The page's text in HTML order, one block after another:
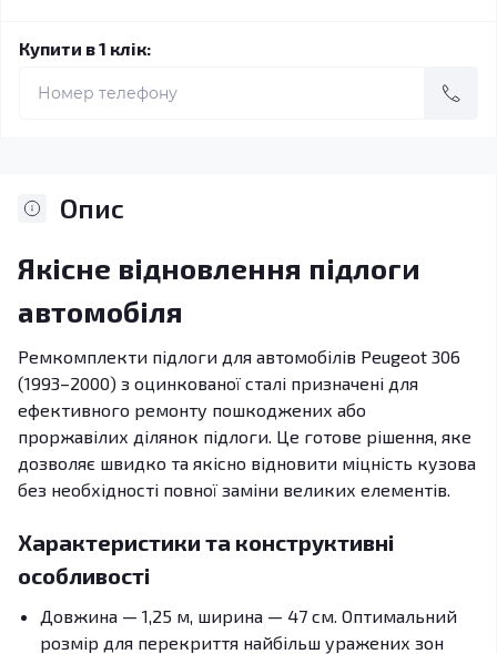
Купити в 1 клік:
Опис
Якісне відновлення підлоги
автомобіля
Ремкомплекти підлоги для автомобілів Peugeot 306
(1993–2000) з оцинкованої сталі призначені для
ефективного ремонту пошкоджених або
проржавілих ділянок підлоги. Це готове рішення, яке
дозволяє швидко та якісно відновити міцність кузова
без необхідності повної заміни великих елементів.
Характеристики та конструктивні
особливості
Довжина — 1,25 м, ширина — 47 см. Оптимальний
розмір для перекриття найбільш уражених зон